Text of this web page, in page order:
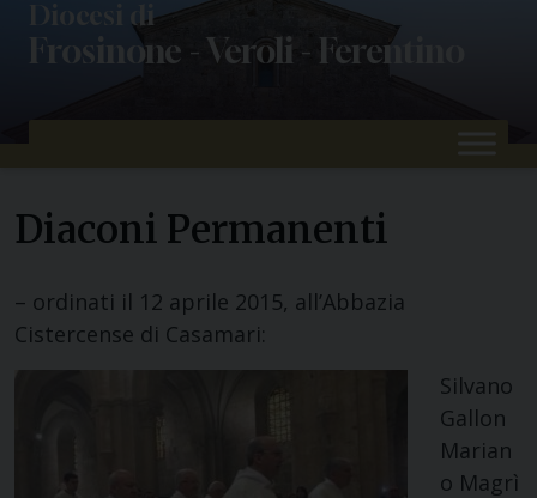
Diocesi di
Frosinone - Veroli - Ferentino
Diaconi Permanenti
– ordinati il 12 aprile 2015, all’Abbazia
Cistercense di Casamari:
Silvano
Gallon
Marian
o Magrì